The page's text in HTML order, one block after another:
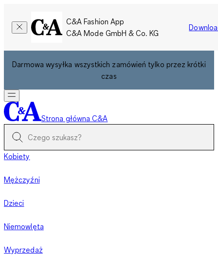
C&A Fashion App
C&A Mode GmbH & Co. KG
Darmowa wysyłka wszystkich zamówień tylko przez krótki
czas
Strona główna C&A
Kobiety
Mężczyźni
Dzieci
Niemowlęta
Wyprzedaż